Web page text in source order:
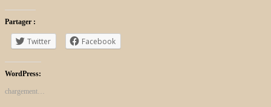
Partager :
Twitter Facebook
WordPress:
chargement…